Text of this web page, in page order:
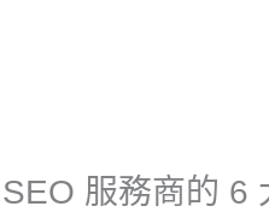
服務商的 6